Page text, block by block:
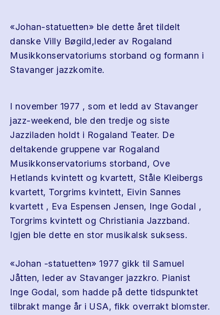
«Johan-statuetten» ble dette året tildelt
danske Villy Bøgild,leder av Rogaland
Musikkonservatoriums storband og formann i
Stavanger jazzkomite.
I november 1977 , som et ledd av Stavanger
jazz-weekend, ble den tredje og siste
Jazziladen holdt i Rogaland Teater. De
deltakende gruppene var Rogaland
Musikkonservatoriums storband, Ove
Hetlands kvintett og kvartett, Ståle Kleibergs
kvartett, Torgrims kvintett, Eivin Sannes
kvartett , Eva Espensen Jensen, Inge Godal ,
Torgrims kvintett og Christiania Jazzband.
Igjen ble dette en stor musikalsk suksess.
«Johan -statuetten» 1977 gikk til Samuel
Jåtten, leder av Stavanger jazzkro. Pianist
Inge Godal, som hadde på dette tidspunktet
tilbrakt mange år i USA, fikk overrakt blomster.